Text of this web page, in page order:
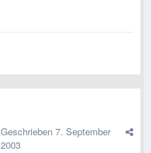
Geschrieben 7. September
2003